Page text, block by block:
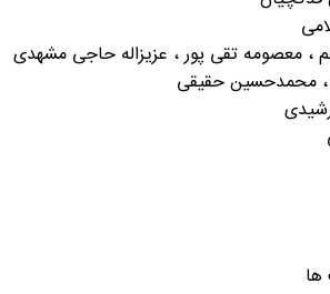
، معصومه تقی پور ، عزیزاله حاجی مشهدی
، محمدحسین حقیقی